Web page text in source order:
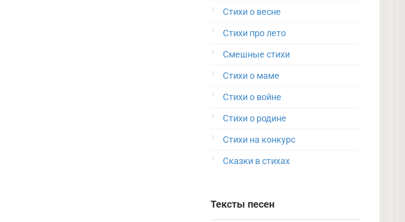
Стихи о весне
Стихи про лето
Смешные стихи
Стихи о маме
Стихи о войне
Стихи о родине
Стихи на конкурс
Сказки в стихах
Тексты песен